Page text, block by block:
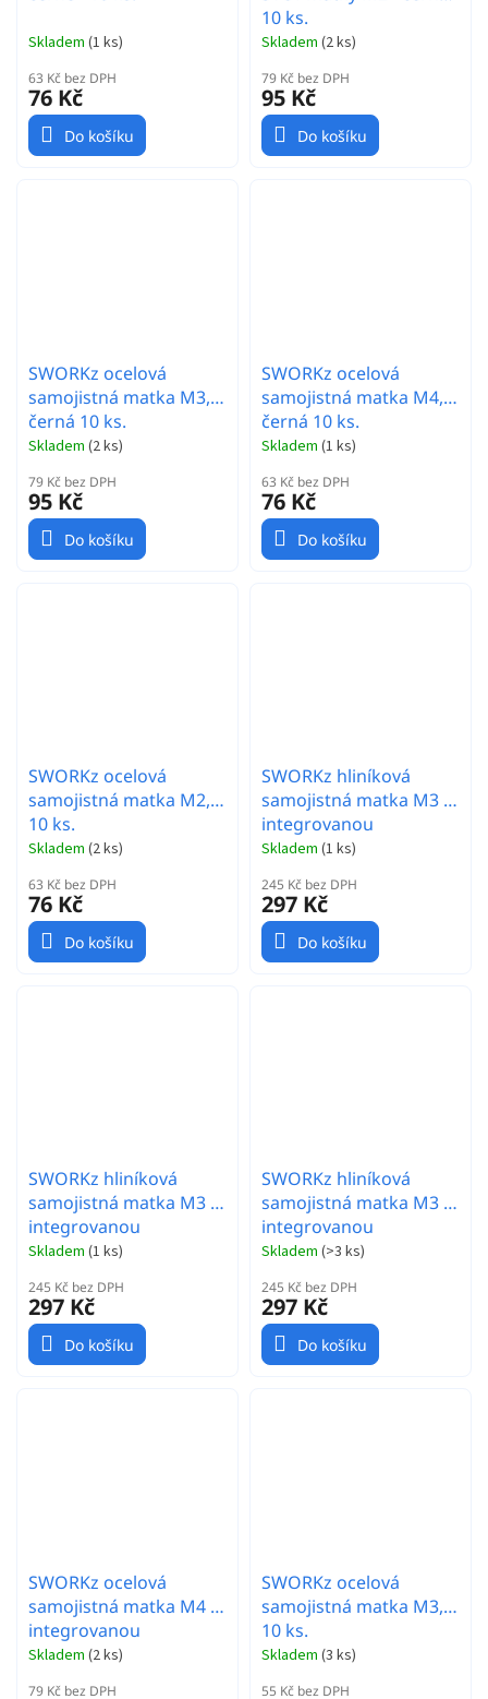
Skladem (1 ks)
63 Kč bez DPH
76 Kč
Do košíku
10 ks.
Skladem (2 ks)
79 Kč bez DPH
95 Kč
Do košíku
SWORKz ocelová
samojistná matka M3,
černá 10 ks.
Skladem (2 ks)
79 Kč bez DPH
95 Kč
Do košíku
SWORKz ocelová
samojistná matka M4,
černá 10 ks.
Skladem (1 ks)
63 Kč bez DPH
76 Kč
Do košíku
SWORKz ocelová
samojistná matka M2,5,
10 ks.
Skladem (2 ks)
63 Kč bez DPH
76 Kč
Do košíku
SWORKz hliníková
samojistná matka M3 s
integrovanou
podložkou, modrá, 10
Skladem (1 ks)
245 Kč bez DPH
297 Kč
Do košíku
SWORKz hliníková
samojistná matka M3 s
integrovanou
podložkou, černá, 10
Skladem (1 ks)
245 Kč bez DPH
297 Kč
Do košíku
SWORKz hliníková
samojistná matka M3 s
integrovanou
podložkou, červená, 10
Skladem (>3 ks)
245 Kč bez DPH
297 Kč
Do košíku
SWORKz ocelová
samojistná matka M4 s
integrovanou
podložkou, 10 ks.
Skladem (2 ks)
79 Kč bez DPH
SWORKz ocelová
samojistná matka M3,
10 ks.
Skladem (3 ks)
55 Kč bez DPH